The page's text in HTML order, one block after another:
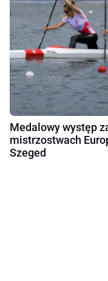
Medalowy występ
mistrzostwach
Szeged